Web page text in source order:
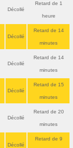
Décollé
Retard de 1
heure
Décollé
Retard de 14
minutes
Décollé
Retard de 14
minutes
Décollé
Retard de 15
minutes
Décollé
Retard de 20
minutes
Décollé
Retard de 9